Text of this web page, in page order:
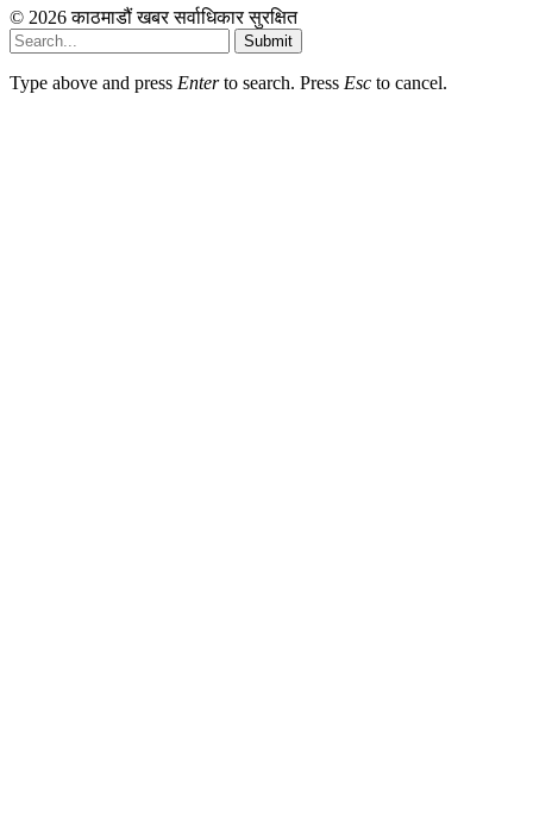
© 2026 काठमाडौं खबर सर्वाधिकार सुरक्षित
Submit
Type above and press Enterto search. Press Esc to cancel.